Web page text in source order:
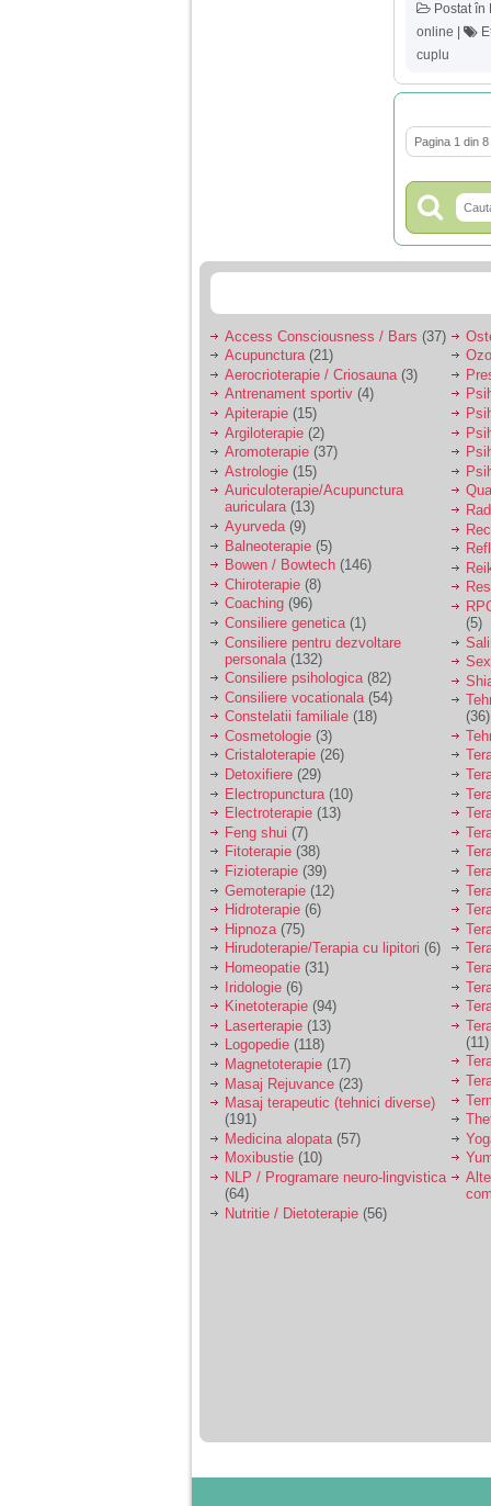
Postat în
online
cuplu
Pagina 1 din 8
Access Consciousness / Bars (37)
Acupunctura(21)
Aerocrioterapie / Criosauna (3)
Antrenament sportiv (4)
Apiterapie (15)
Argiloterapie (2)
Aromoterapie (37)
Astrologie (15)
Auriculoterapie/Acupunctura
auriculara(13)
Ayurveda (9)
Balneoterapie (5)
Bowen / Bowtech (146)
Chiroterapie (8)
Coaching (96)
Consiliere genetica (1)
Consiliere pentru dezvoltare
personala (132)
Consiliere psihologica(82)
Consiliere vocationala (54)
Constelatii familiale (18)
Cosmetologie (3)
Cristaloterapie (26)
Detoxifiere (29)
Electropunctura (10)
Electroterapie (13)
Feng shui (7)
Fitoterapie (38)
Fizioterapie (39)
Gemoterapie (12)
Hidroterapie (6)
Hipnoza (75)
Hirudoterapie/Terapia cu lipitori (6)
Homeopatie (31)
Iridologie (6)
Kinetoterapie (94)
Laserterapie (13)
Logopedie (118)
Magnetoterapie (17)
Masaj Rejuvance (23)
Masaj terapeutic (tehnici diverse)
(191)
Medicina alopata (57)
Moxibustie (10)
NLP / Programare neuro-lingvistica
(64)
Nutritie / Dietoterapie (56)
(5)
(36)
(11)